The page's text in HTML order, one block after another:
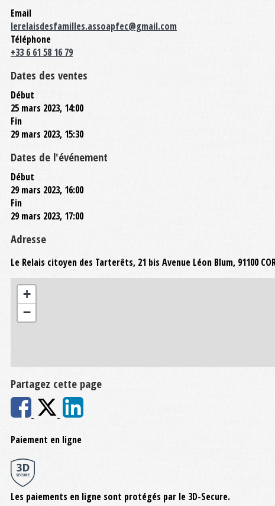
Email
lerelaisdesfamilles.assoapfec@gmail.com
Téléphone
+33 6 61 58 16 79
Dates des ventes
Début
25 mars 2023, 14:00
Fin
29 mars 2023, 15:30
Dates de l'événement
Début
29 mars 2023, 16:00
Fin
29 mars 2023, 17:00
Adresse
Le Relais citoyen des Tarterêts, 21 bis Avenue Léon Blum, 91100
+
−
Partagez cette page
Paiement en ligne
Les paiements en ligne sont protégés par le 3D-Secure.